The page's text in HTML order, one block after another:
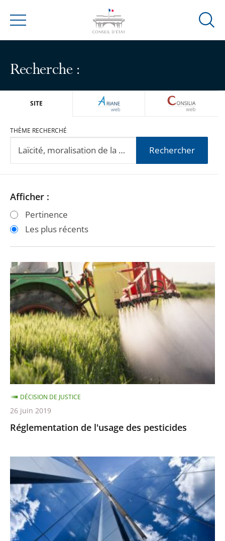
Menu
Ouvrir
Recherche :
SITE ARIANEWEB
THÈME RECHERCHÉ
Rechercher
Passer
les
filtres
après
Passer
les
filtres
avant
Afficher :
Pertinence
Les plus récents
Réglementation
de
l'usage
des
pesticides
Réglementation de l'usage des pesticides
DÉCISION DE JUSTICE
26 juin 2019
contre
les
jugements
relatifs
à